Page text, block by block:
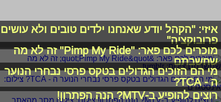
איזי: "הקהל יודע שאנחנו ילדים טובים ולא עושים
פרובוקציה"
מוכרים לכם פאר: "Pimp My Ride" זה לא מה
שחשבתם
מי הם הזוכים הגדולים בטקס פרסי נבחרי הנוער
ה - TCA?
רוצים להופיע ב-MTV? הנה הפתרון!